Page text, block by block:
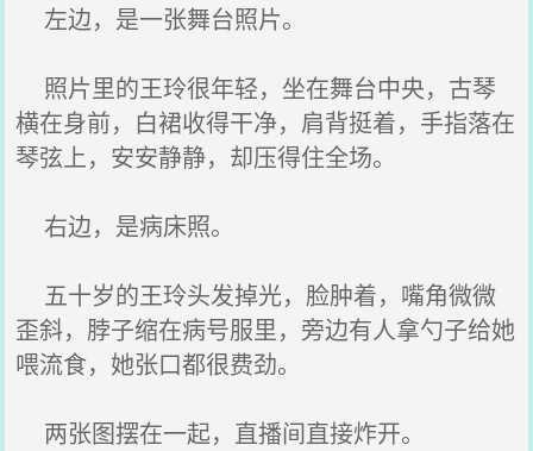
左边，是一张舞台照片。
照片里的王玲很年轻，坐在舞台中央，古琴
横在身前，白裙收得干净，肩背挺着，手指落在
琴弦上，安安静静，却压得住全场。
右边，是病床照。
五十岁的王玲头发掉光，脸肿着，嘴角微微
歪斜，脖子缩在病号服里，旁边有人拿勺子给她
喂流食，她张口都很费劲。
两张图摆在一起，直播间直接炸开。